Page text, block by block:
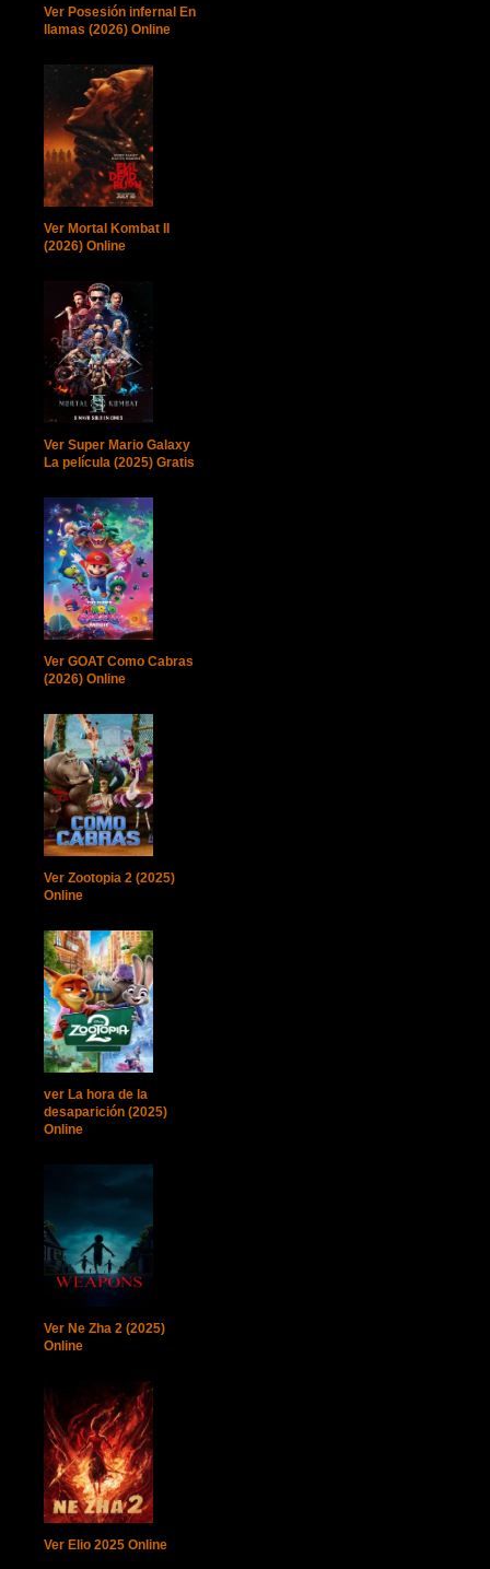
Ver Posesión infernal En
llamas (2026) Online
Ver Mortal Kombat II
(2026) Online
Ver Super Mario Galaxy
La película (2025) Gratis
Ver GOAT Como Cabras
(2026) Online
Ver Zootopia 2 (2025)
Online
ver La hora de la
desaparición (2025)
Online
Ver Ne Zha 2 (2025)
Online
Ver Elio 2025 Online